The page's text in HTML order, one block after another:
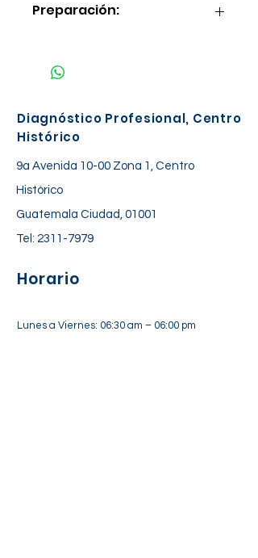
Preparación:
Diagnóstico Profesional, Centro
Histórico
9a Avenida 10-00 Zona 1, Centro
Histórico
Guatemala Ciudad, 01001
Tel: 2311-7979
Horario
Lunes a Viernes: 06:30 am – 06:00 pm